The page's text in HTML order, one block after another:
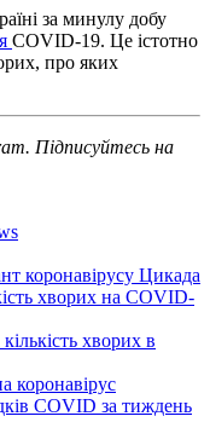
за минулу добу
COVID-19. Це істотно
про яких
Підписуйтесь на
коронавірусу Цикада
хворих на COVID-
хворих в
коронавірус
COVID за тиждень